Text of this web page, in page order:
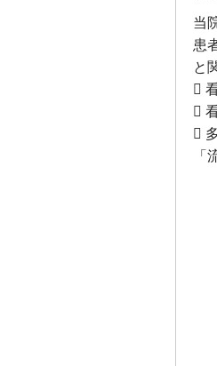
当
患
と



「